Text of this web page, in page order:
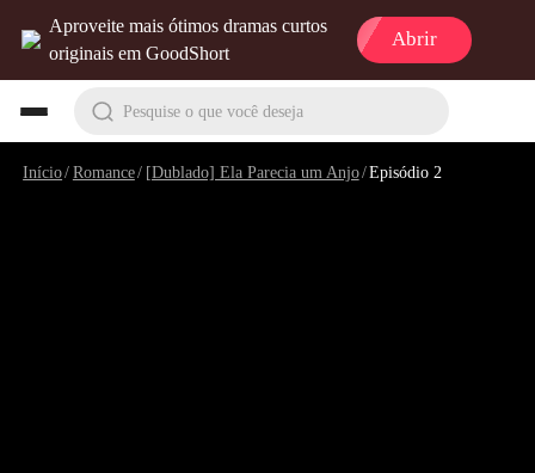
Aproveite mais ótimos dramas curtos
originais em GoodShort
Abrir
Pesquise o que você deseja
Início/Romance/ [Dublado] Ela Parecia um Anjo/Episódio 2